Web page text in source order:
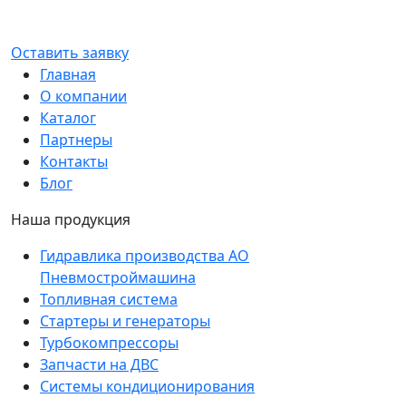
Оставить заявку
Наша продукция
Гидравлика производства АО
Пневмостроймашина
Топливная система
Стартеры и генераторы
Турбокомпрессоры
Запчасти на ДВС
Системы кондиционирования
Главная
О компании
Каталог
Партнеры
Контакты
Блог